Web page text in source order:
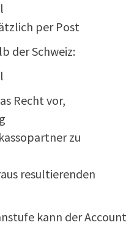
per Post
der Schweiz:
Recht vor,
zu
resultierenden
kann der Account